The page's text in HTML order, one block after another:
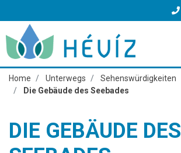
Home Unterwegs
Sehenswürdigkeiten
Die Gebäude des Seebades
DIE GEBÄUDE DES